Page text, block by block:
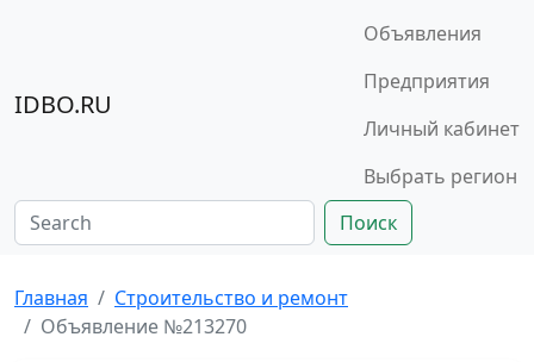
IDBO.RU
Объявления
Предприятия
Личный кабинет
Выбрать регион
Поиск
Главная
Строительство и ремонт
Объявление №213270